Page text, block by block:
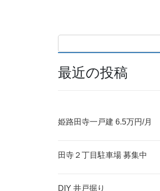
最近の投稿
姫路田寺一戸建 6.5万円/月
田寺２丁目駐車場 募集中
DIY 井戸掘り